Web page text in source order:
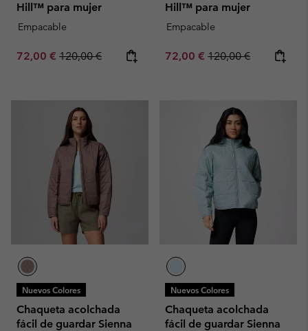
Hill™ para mujer
Empacable
Sale price:
72,00 € Regular price:
120,00 €
Hill™ para mujer
Empacable
Sale price:
72,00 € Regular price:
120,00 €
Nuevos Colores
Chaqueta acolchada
fácil de guardar Sienna
Nuevos Colores
Chaqueta acolchada
fácil de guardar Sienna